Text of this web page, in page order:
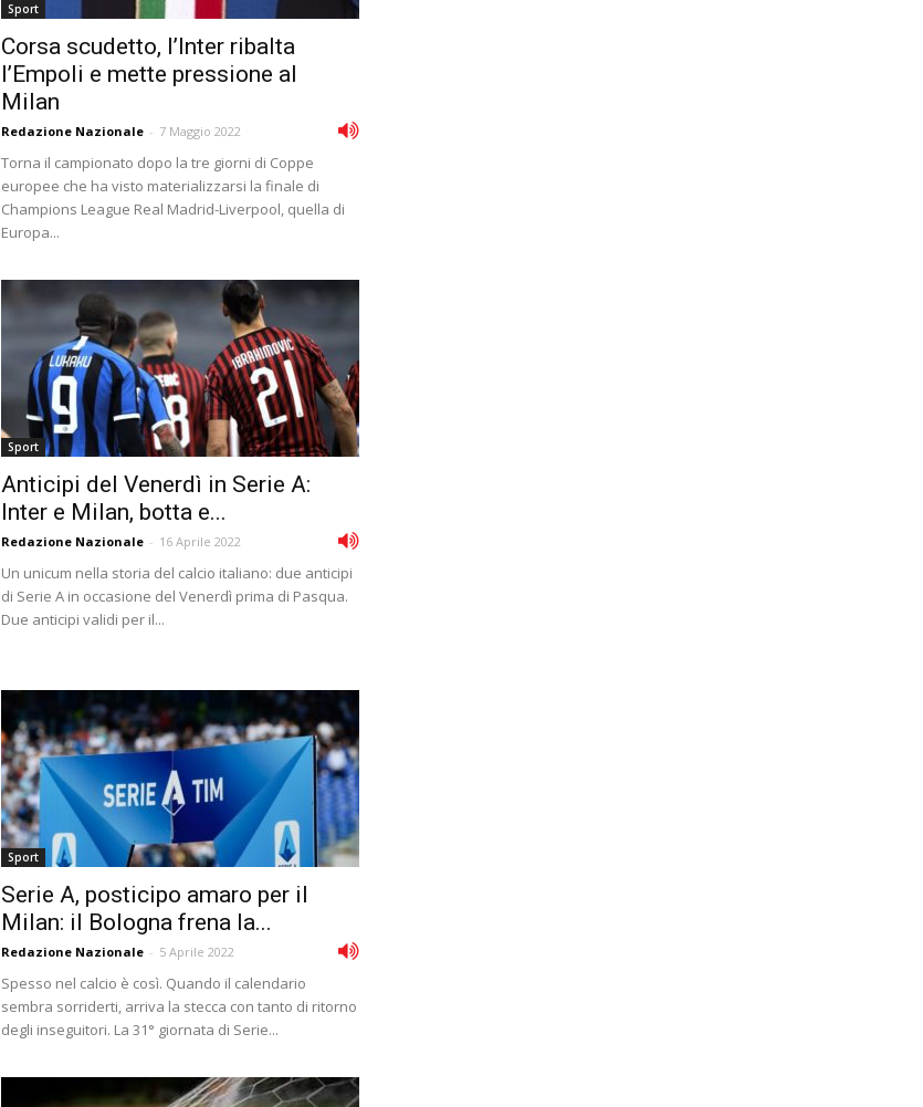
Sport
Corsa scudetto, l’Inter ribalta
l’Empoli e mette pressione al
Milan
Redazione Nazionale - 7 Maggio 2022
Torna il campionato dopo la tre giorni di Coppe
europee che ha visto materializzarsi la finale di
Champions League Real Madrid-Liverpool, quella di
Europa...
Sport
Anticipi del Venerdì in Serie A:
Inter e Milan, botta e...
Redazione Nazionale - 16 Aprile 2022
Un unicum nella storia del calcio italiano: due anticipi
di Serie A in occasione del Venerdì prima di Pasqua.
Due anticipi validi per il...
Sport
Serie A, posticipo amaro per il
Milan: il Bologna frena la...
Redazione Nazionale - 5 Aprile 2022
Spesso nel calcio è così. Quando il calendario
sembra sorriderti, arriva la stecca con tanto di ritorno
degli inseguitori. La 31° giornata di Serie...